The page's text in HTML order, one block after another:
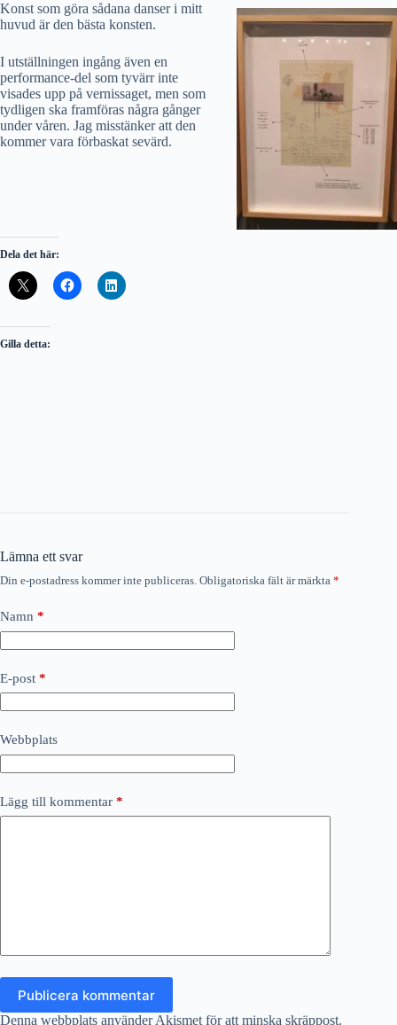
Konst som göra sådana danser i mitt
huvud är den bästa konsten.
I utställningen ingång även en
performance-del som tyvärr inte
visades upp på vernissaget, men som
tydligen ska framföras några gånger
under våren. Jag misstänker att den
kommer vara förbaskat sevärd.
Dela det här:
Gilla detta:
Lämna ett svar
Din e-postadress kommer inte publiceras. Obligatoriska fält är märkta *
Namn *
E-post *
Webbplats
Lägg till kommentar *
Publicera kommentar
Denna webbplats använder Akismet för att minska skräppost.